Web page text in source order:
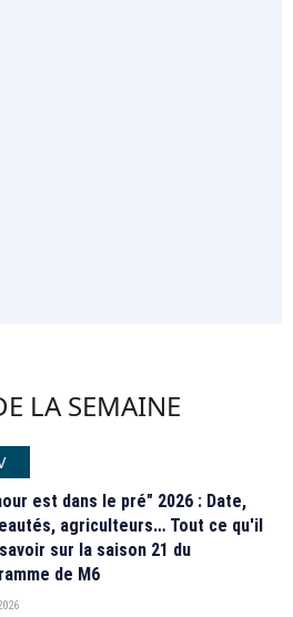
LA SEMAINE
est dans le pré" 2026 : Date,
agriculteurs… Tout ce qu'il
sur la saison 21 du
de M6